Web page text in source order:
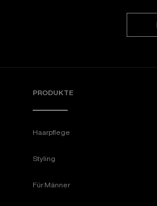
PRODUKTE
Haarpflege
Styling
Für Männer